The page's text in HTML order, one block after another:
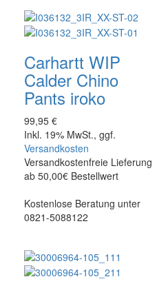
Carhartt WIP
Calder Chino
Pants iroko
99,95 €
Inkl. 19% MwSt., ggf.
Versandkosten
Versandkostenfreie Lieferung
ab 50,00€ Bestellwert
Kostenlose Beratung unter
0821-5088122